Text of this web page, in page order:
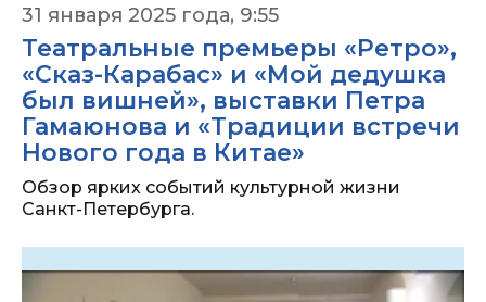
31 января 2025 года, 9:55
Театральные премьеры «Ретро»,
«Сказ-Карабас» и «Мой дедушка
был вишней», выставки Петра
Гамаюнова и «Традиции встречи
Нового года в Китае»
Обзор ярких событий культурной жизни
Санкт-Петербурга.